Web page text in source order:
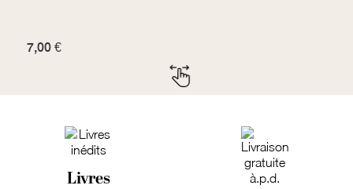
7,00 €
Livres